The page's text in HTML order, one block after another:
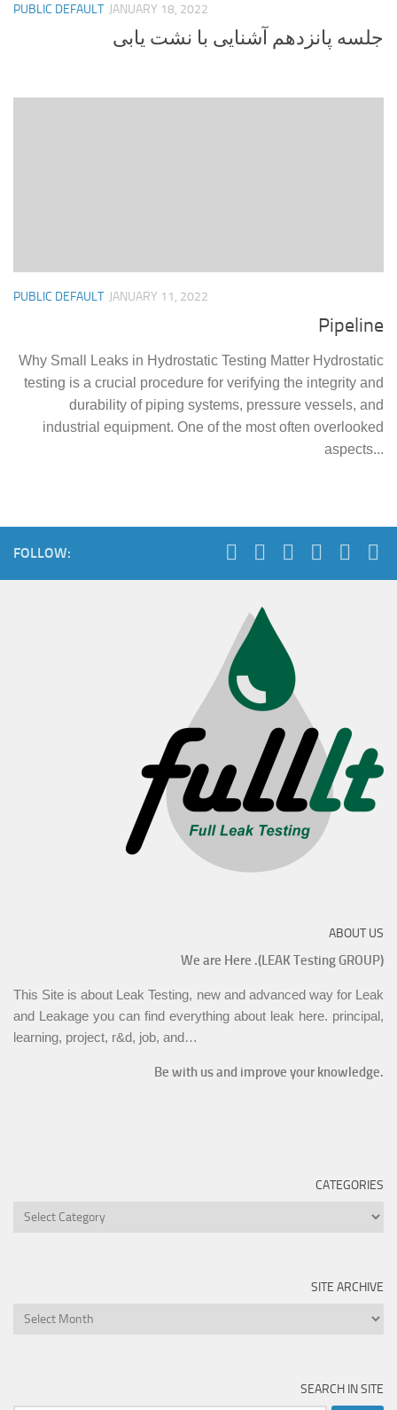
PUBLIC DEFAULT JANUARY 18, 2022
جلسه پانزدهم آشنایی با نشت یابی
PUBLIC DEFAULT JANUARY 11, 2022
Pipeline
Why Small Leaks in Hydrostatic Testing Matter Hydrostatic
testing is a crucial procedure for verifying the integrity and
durability of piping systems, pressure vessels, and
industrial equipment. One of the most often overlooked
aspects...
FOLLOW:
ABOUT US
We are Here .(LEAK Testing GROUP)
This Site is about Leak Testing, new and advanced way for Leak
and Leakage you can find everything about leak here. principal,
learning, project, r&d, job, and…
Be with us and improve your knowledge.
CATEGORIES
Categories
SITE ARCHIVE
Site
SEARCH IN SITE